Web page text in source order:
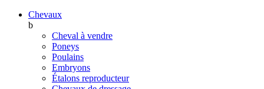
Chevaux
b
Cheval à vendre
Poneys
Poulains
Embryons
Étalons reproducteur